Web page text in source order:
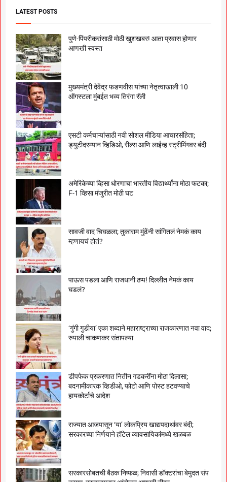
LATEST POSTS
पुणे-पिंपरीकरांसाठी मोठी खुशखबर! आता प्रवास होणार
आणखी स्वस्त
मुख्यमंत्री देवेंद्र फडणवीस यांच्या नेतृत्वाखाली 10
ऑगस्टला मुंबईत भव्य तिरंगा रॅली
एसटी कर्मचाऱ्यांसाठी नवी सोशल मीडिया आचारसंहिता;
ड्युटीदरम्यान व्हिडिओ, रील्स आणि लाईव्ह स्ट्रीमिंगवर बंदी
अमेरिकेच्या व्हिसा धोरणाचा भारतीय विद्यार्थ्यांना मोठा फटका;
F-1 व्हिसा मंजुरीत मोठी घट
सावजी वाद चिघळला; तुकाराम मुंढेंनी सांगितलं नेमकं काय
म्हणायचं होतं?
पाऊस पडला आणि राजधानी ठप्प! दिल्लीत नेमकं काय
घडलं?
‘गुंगी गुडीया’ एका शब्दाने महाराष्ट्राच्या राजकारणात नवा वाद;
रुपाली चाकणकर संतापल्या
डीपफेक प्रकरणात नितीन गडकरींना मोठा दिलासा;
बदनामीकारक व्हिडीओ, फोटो आणि पोस्ट हटवण्याचे
हायकोर्टाचे आदेश
राज्यात आजपासून ‘या’ लोकप्रिय खाद्यपदार्थावर बंदी;
सरकारच्या निर्णयाने हॉटेल व्यावसायिकांमध्ये खळबळ
सरकारसोबतची बैठक निष्फळ; निवासी डॉक्टरांचा बेमुदत संप